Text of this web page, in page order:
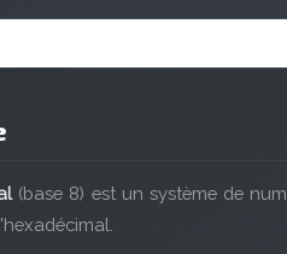
(base 8) est un système de